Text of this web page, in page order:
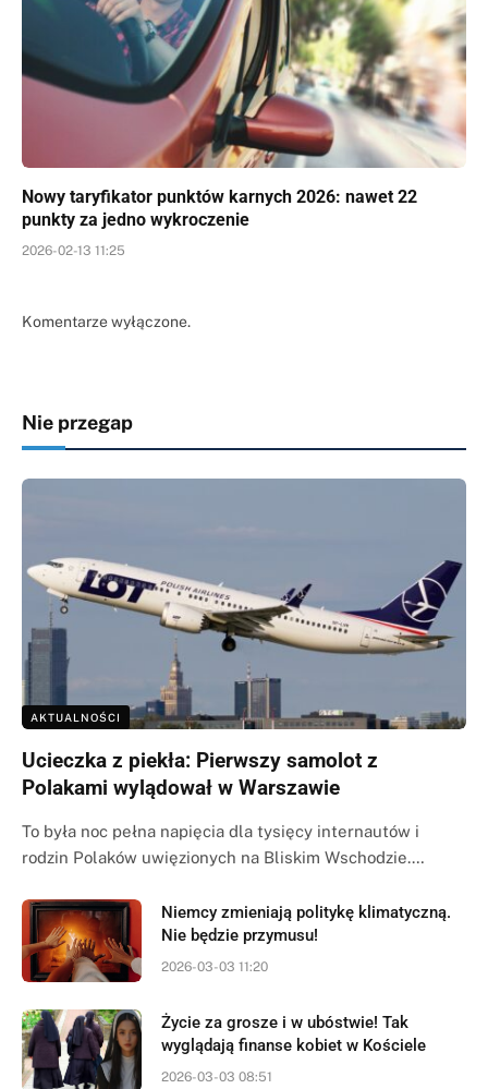
Nowy taryfikator punktów karnych 2026: nawet 22
punkty za jedno wykroczenie
2026-02-13 11:25
Komentarze wyłączone.
Nie przegap
AKTUALNOŚCI
Ucieczka z piekła: Pierwszy samolot z
Polakami wylądował w Warszawie
To była noc pełna napięcia dla tysięcy internautów i
rodzin Polaków uwięzionych na Bliskim Wschodzie.…
Niemcy zmieniają politykę klimatyczną.
Nie będzie przymusu!
2026-03-03 11:20
Życie za grosze i w ubóstwie! Tak
wyglądają finanse kobiet w Kościele
2026-03-03 08:51